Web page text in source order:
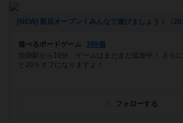
遊べるボードゲーム
399個
池袋駅から10分、ゲームはまだまだ追加中！ さら
と20％オフになりますよ！
フォローする